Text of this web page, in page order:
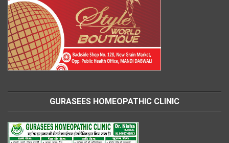
GURASEES HOMEOPATHIC CLINIC